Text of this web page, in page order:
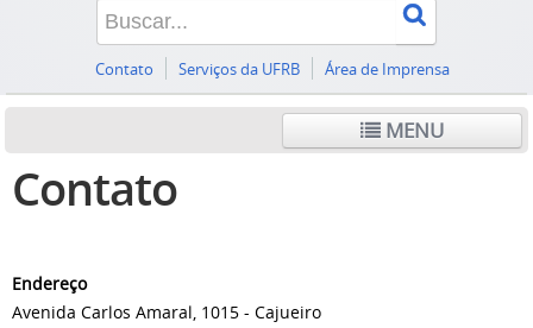
Contato Serviços da UFRB Área de Imprensa
MENU
Contato
Endereço
Avenida Carlos Amaral, 1015 - Cajueiro